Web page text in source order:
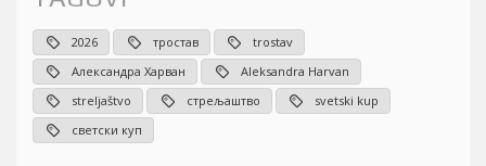
2026 тростав
trostav
Александра Харван
Aleksandra Harvan
streljaštvo
стрељаштво
svetski kup
светски куп